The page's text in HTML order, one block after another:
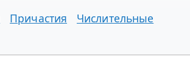
Причастия
Числительные